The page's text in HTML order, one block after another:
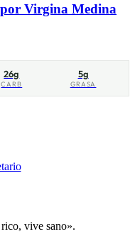
Virgina Medina
26g
CARB
5g
GRASA
vive sano».